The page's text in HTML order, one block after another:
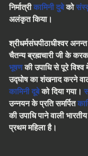
निर्मात्री कामिनी दुबे को
अलंकृत किया।
श्रीधर्मसंघपीठाधीश्वर
चैतन्य ब्रह्मचारी जी के
भूषण की उपाधि से पूरे विश्व
उद्घोष का शंखनाद करने
कामिनी दूबे को दिया गया।
उन्नयन के प्रति समर्पित
की उपाधि पाने वाली
प्रथम महिला है।